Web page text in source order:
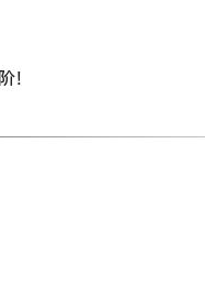
！